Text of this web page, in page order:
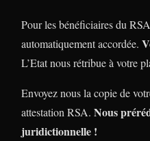
Pour les bénéficiaires du
automatiquement accordée.
L’Etat nous rétribue à votre
Envoyez nous la copie de
attestation RSA. Nous
juridictionnelle !